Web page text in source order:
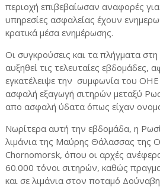
περιοχή επιβεβαίωσαν αναφορές για
υπηρεσίες ασφαλείας έχουν
κρατικά μέσα ενημέρωσης.
Οι συγκρούσεις και τα πλήγματα
αυξηθεί τις τελευταίες εβδομάδες,
εγκατέλειψε την συμφωνία του
ασφαλή εξαγωγή σιτηρών μεταξύ
απο ασφαλή ύδατα όπως είχαν
Νωρίτερα αυτή την εβδομάδα, η
λιμάνια της Μαύρης Θάλασσας της
Chornomorsk, όπου οι αρχές
60.000 τόνοι σιτηρών, καθώς
και σε λιμάνια στον ποταμό